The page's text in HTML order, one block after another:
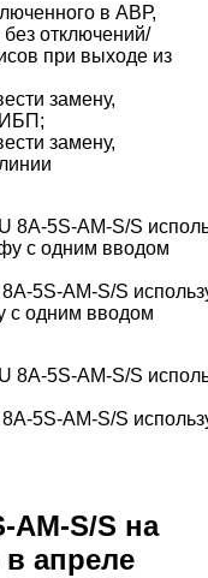
в АВР,
отключений/
при выходе из
замену,
ИБП;
замену,
5S-AM-S/S
с одним вводом
5S-AM-S/S
AM-S/S на
апреле